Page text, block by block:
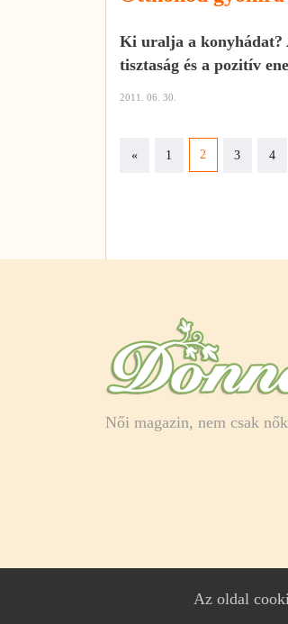
Ki uralja a konyhádat?
tisztaság és a pozitív
2011. 06. 30.
«Previous
1 2 3 4
Női magazin, nem csak
Az oldal